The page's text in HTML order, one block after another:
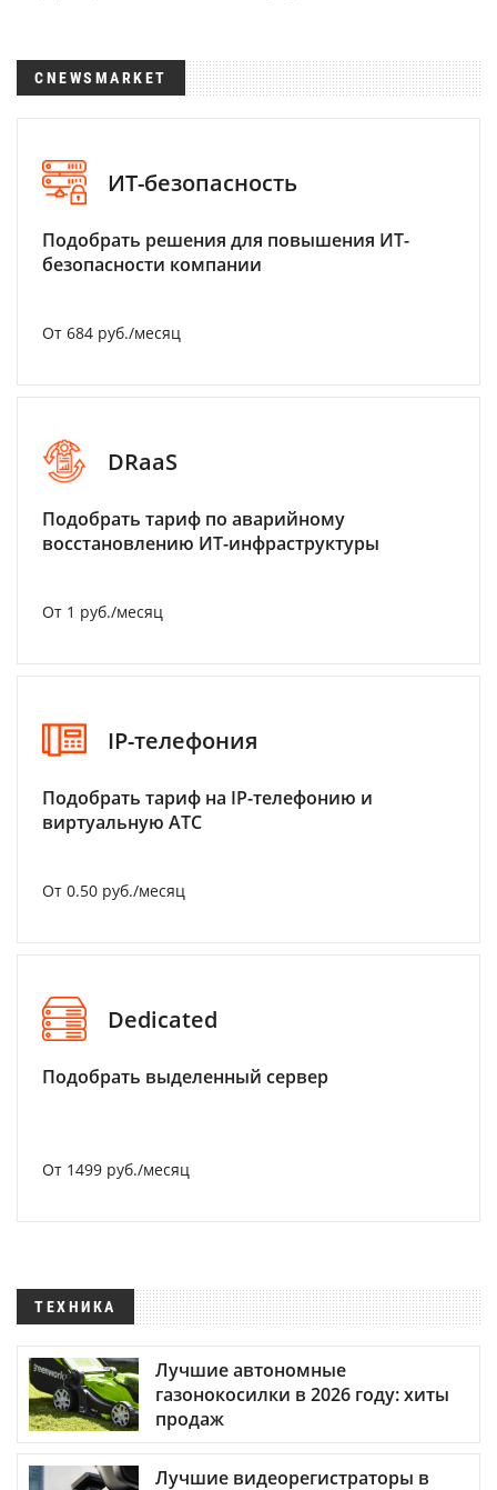
CNEWSMARKET
ИТ-безопасность
Подобрать решения для повышения ИТ-
безопасности компании
От 684 руб./месяц
DRaaS
Подобрать тариф по аварийному
восстановлению ИТ-инфраструктуры
От 1 руб./месяц
IP-телефония
Подобрать тариф на IP-телефонию и
виртуальную АТС
От 0.50 руб./месяц
Dedicated
Подобрать выделенный сервер
От 1499 руб./месяц
ТЕХНИКА
Лучшие автономные
газонокосилки в 2026 году: хиты
продаж
Лучшие видеорегистраторы в